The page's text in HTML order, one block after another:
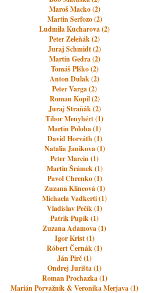
Maroš Macko (2)
Martin Serfozo (2)
Ludmila Kucharova (2)
Peter Zeleňák (2)
Juraj Schmidt (2)
Martin Gedra (2)
Tomáš Plško (2)
Anton Dulak (2)
Peter Varga (2)
Roman Kopil (2)
Juraj Straňák (2)
Tibor Menyhért (1)
Martin Poloha (1)
David Horváth (1)
Natalia Janikova (1)
Peter Marcin (1)
Martin Šrámek (1)
Pavol Chrenko (1)
Zuzana Klincová (1)
Michaela Vadkerti (1)
Vladislav Pečík (1)
Patrik Pupík (1)
Zuzana Adamova (1)
Igor Krist (1)
Róbert Černák (1)
Ján Pirč (1)
Ondrej Jurišta (1)
Roman Prochazka (1)
Marián Porvažník & Veronika Merjava (1)